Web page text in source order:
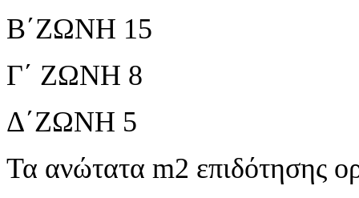
Β΄ΖΩΝΗ 15
Γ΄ ΖΩΝΗ 8
Δ΄ΖΩΝΗ 5
Τα ανώτατα m2 επιδότησης